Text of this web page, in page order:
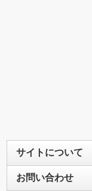
サイトについて
お問い合わせ